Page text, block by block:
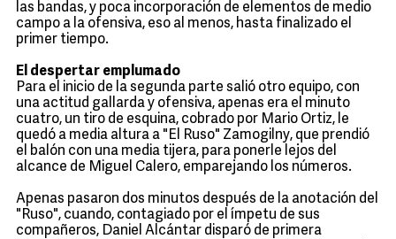
las bandas, y poca incorporación de elementos de medio
campo a la ofensiva, eso al menos, hasta finalizado el
primer tiempo.
El despertar emplumado
Para el inicio de la segunda parte salió otro equipo, con
una actitud gallarda y ofensiva, apenas era el minuto
cuatro, un tiro de esquina, cobrado por Mario Ortiz, le
quedó a media altura a "El Ruso" Zamogilny, que prendió
el balón con una media tijera, para ponerle lejos del
alcance de Miguel Calero, emparejando los números.
Apenas pasaron dos minutos después de la anotación del
"Ruso", cuando, contagiado por el ímpetu de sus
compañeros, Daniel Alcántar disparó de primera